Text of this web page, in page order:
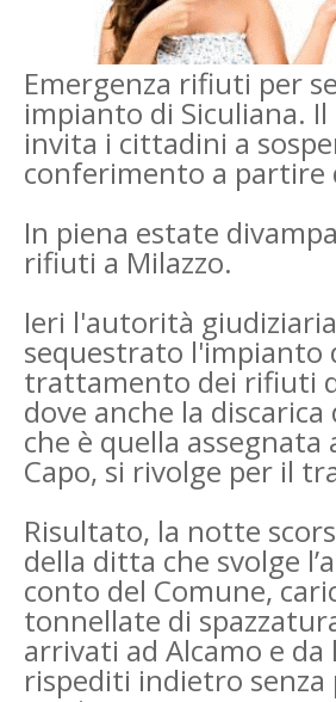
Emergenza rifiuti per
impianto di Siculiana. Il
invita i cittadini a
conferimento a partire
In piena estate
rifiuti a Milazzo.
Ieri l'autorità
sequestrato l'impianto
trattamento dei rifiuti
dove anche la discarica
che è quella assegnata
Capo, si rivolge per il
Risultato, la notte
della ditta che svolge
conto del Comune,
tonnellate di
arrivati ad Alcamo e
rispediti indietro